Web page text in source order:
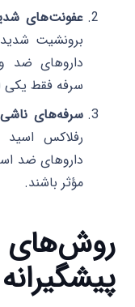
عفونت‌های
برونشیت
داروهای ضد
سرفه فقط یکی
سرفه‌های
رفلاکس
داروهای ضد
مؤثر باشند.
پیشگیرانه